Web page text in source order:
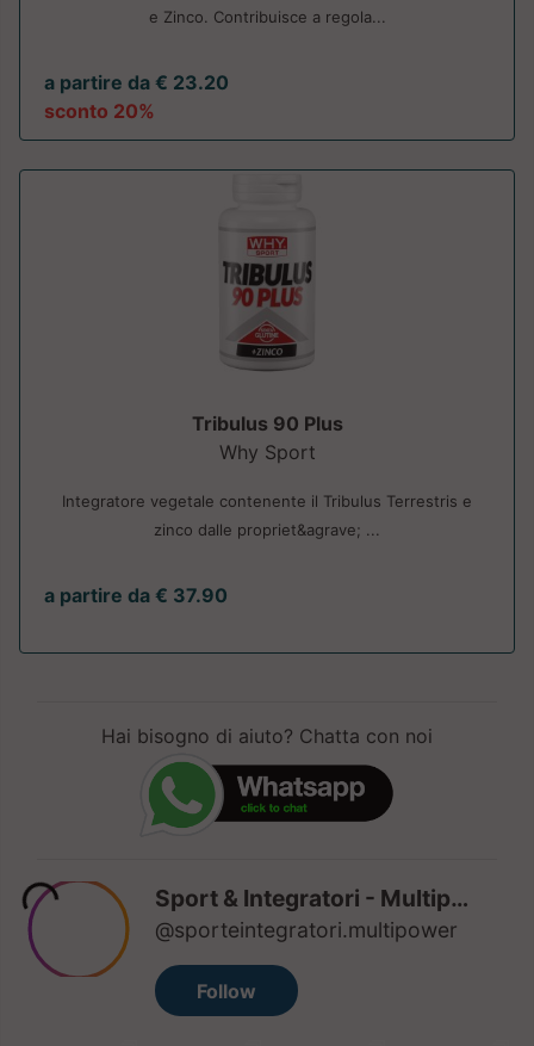
e Zinco. Contribuisce a regola...
a partire da € 23.20
sconto 20%
Tribulus 90 Plus
Why Sport
Integratore vegetale contenente il Tribulus Terrestris e
zinco dalle propriet&agrave; ...
a partire da € 37.90
Hai bisogno di aiuto? Chatta con noi